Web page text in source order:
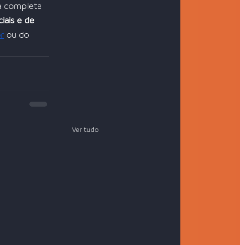
completa
e de
ou do
Ver tudo